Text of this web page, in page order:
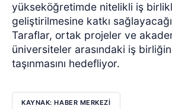
yükseköğretimde nitelikli iş
geliştirilmesine katkı
Taraflar, ortak projeler ve
üniversiteler arasındaki iş
taşınmasını hedefliyor.
KAYNAK: HABER MERKEZİ